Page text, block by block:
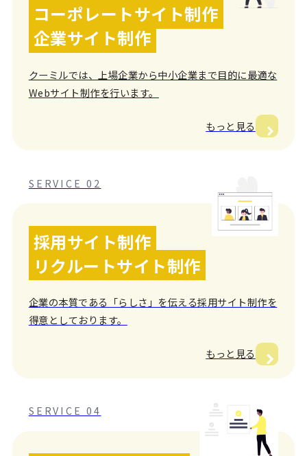
コーポレートサイト制作
企業サイト制作
クーミルでは、上場企業から中小企業まで目的に最適な
Webサイト制作を行います。
もっと見る
SERVICE 02
採用サイト制作
リクルートサイト制作
企業の本質である「らしさ」を伝える採用サイト制作を
得意としております。
もっと見る
SERVICE 04